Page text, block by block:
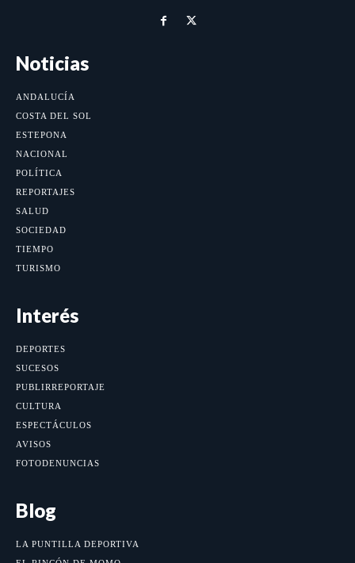
Noticias
ANDALUCÍA
COSTA DEL SOL
ESTEPONA
NACIONAL
POLÍTICA
REPORTAJES
SALUD
SOCIEDAD
TIEMPO
TURISMO
Interés
DEPORTES
SUCESOS
PUBLIRREPORTAJE
CULTURA
ESPECTÁCULOS
AVISOS
FOTODENUNCIAS
Blog
LA PUNTILLA DEPORTIVA